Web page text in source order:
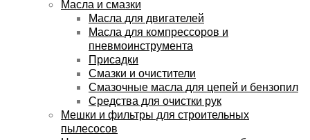
Масла и смазки
Масла для двигателей
Масла для компрессоров и
пневмоинструмента
Присадки
Смазки и очистители
Смазочные масла для цепей и бензопил
Средства для очистки рук
Мешки и фильтры для строительных
пылесосов